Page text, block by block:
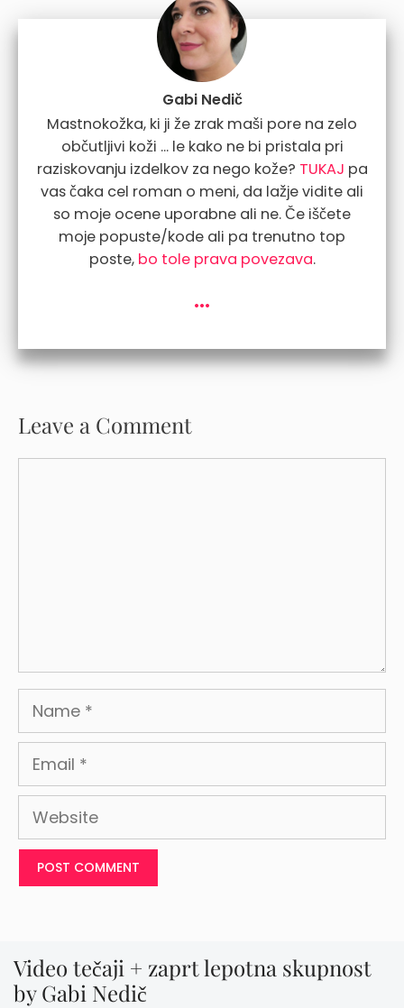
Gabi Nedič
Mastnokožka, ki ji že zrak maši pore na zelo
občutljivi koži ... le kako ne bi pristala pri
raziskovanju izdelkov za nego kože? TUKAJ pa
vas čaka cel roman o meni, da lažje vidite ali
so moje ocene uporabne ali ne. Če iščete
moje popuste/kode ali pa trenutno top
poste, bo tole prava povezava.
...
Leave a Comment
Name
Email
Website
Video tečaji + zaprt lepotna skupnost
by Gabi Nedič